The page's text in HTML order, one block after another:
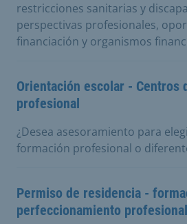
restricciones sanitarias y
perspectivas profesionales,
financiación y organismos
Orientación escolar - Centros
profesional
¿Desea asesoramiento para
formación profesional o
Permiso de residencia -
perfeccionamiento profesional